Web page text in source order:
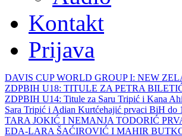
Kontakt
Prijava
DAVIS CUP WORLD GROUP I: NEW
ZDPBIH U18: TITULE ZA PETRA
ZDPBIH U14: Titule za Saru Tripić i Kana
Sara Tripić i Adian Kurtćehajić prvaci BiH do
TARA JOKIĆ I NEMANJA TODORIĆ
EDA-LARA ŠAĆIROVIĆ I MAHIR